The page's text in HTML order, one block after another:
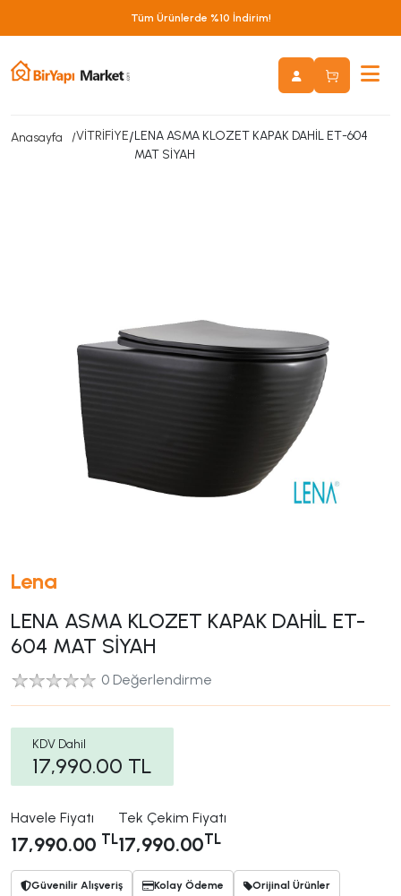
Tüm Ürünlerde %10 İndirim!
Anasayfa VİTRİFİYE/LENA ASMA KLOZET KAPAK DAHİL ET-604
MAT SİYAH
Lena
LENA ASMA KLOZET KAPAK DAHİL ET-
604 MAT SİYAH
0 Değerlendirme
KDV Dahil
17,990.00 TL
Havele Fiyatı
17,990.00 TL
Tek Çekim Fiyatı
17,990.00TL
Güvenilir Alışveriş Kolay Ödeme Orijinal Ürünler